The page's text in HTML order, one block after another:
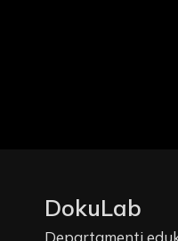
DokuLab
Departamenti